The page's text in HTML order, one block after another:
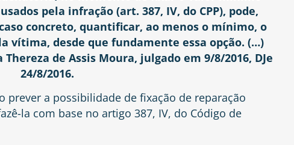
pela infração (art. 387, IV, do CPP), pode,
concreto, quantificar, ao menos o mínimo, o
vítima, desde que fundamente essa opção. (…)
de Assis Moura, julgado em 9/8/2016, DJe
24/8/2016.
prever a possibilidade de fixação de reparação
la com base no artigo 387, IV, do Código de